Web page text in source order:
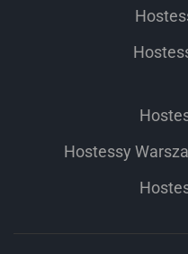
Hostessy